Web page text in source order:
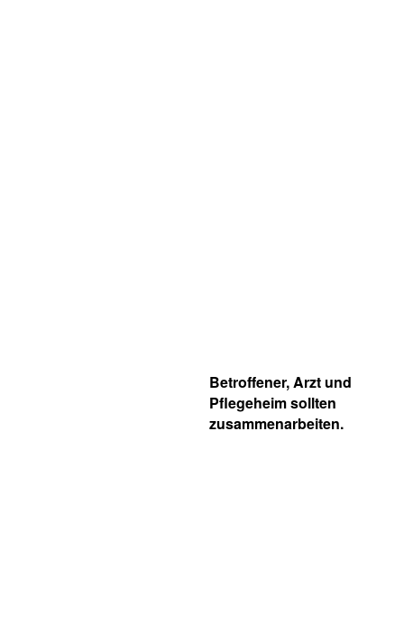
Betroffener, Arzt und
Pflegeheim sollten
zusammenarbeiten.